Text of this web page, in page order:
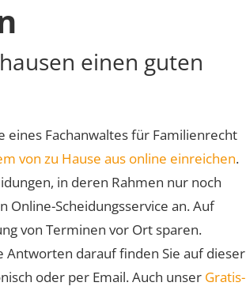
einen guten
eines Fachanwaltes für Familienrecht
von zu Hause aus online einreichen.
in deren Rahmen nur noch
Scheidungsservice an. Auf
von Terminen vor Ort sparen.
Antworten darauf finden Sie auf dieser
oder per Email. Auch unser Gratis-